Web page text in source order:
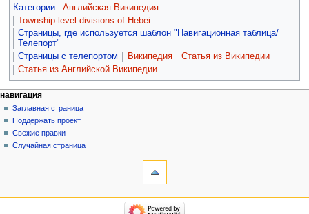
Категории: Английская Википедия
Township-level divisions of Hebei
Страницы, где используется шаблон "Навигационная таблица/
Телепорт"
Страницы с телепортом
Википедия
Статья из Википедии
Статья из Английской Википедии
навигация
Заглавная страница
Поддержать проект
Свежие правки
Случайная страница